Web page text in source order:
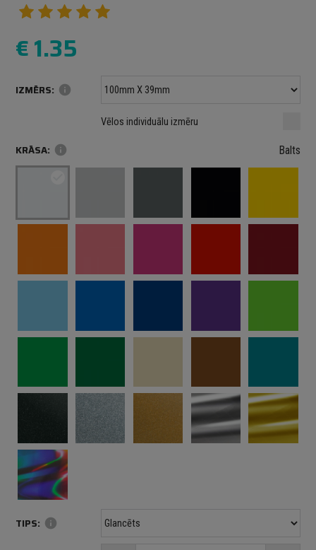
€1.35
IZMĒRS: info
mm mm
Maksimālais izmērs: 1000 mm
Vēlos individuālu izmēru
KRĀSA: info Balts
TIPS: info